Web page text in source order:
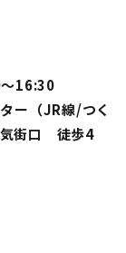
16:30
ー（JR線/つく
街口 徒歩4